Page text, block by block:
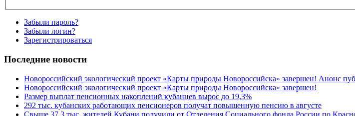
Забыли пароль?
Забыли логин?
Зарегистрироваться
Последние новости
Новороссийский экологический проект «Карты природы Новороссийска» завершен! Анонс
Новороссийский экологический проект «Карты природы Новороссийска» завершен!
Размер выплат пенсионных накоплений кубанцев вырос до 19,3%
292 тыс. кубанских работающих пенсионеров получат повышенную пенсию в августе
Свыше 37,3 тыс. жителей Кубани получили от Отделения Социального фонда России по